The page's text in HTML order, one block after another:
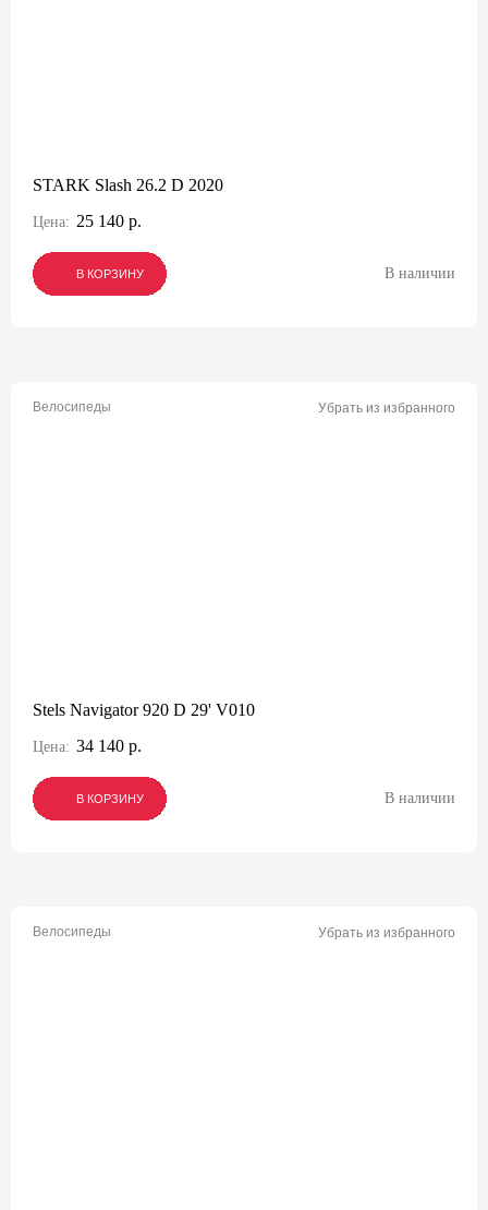
STARK Slash 26.2 D 2020
Цена: 25 140 р.
В КОРЗИНУ
В КОРЗИНУ
В КОРЗИНУ В наличии
Велосипеды Убрать из избранного
Stels Navigator 920 D 29' V010
Цена: 34 140 р.
В КОРЗИНУ
В КОРЗИНУ
В КОРЗИНУ В наличии
Велосипеды Убрать из избранного